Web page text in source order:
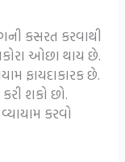
કસરત કરવાથી
ઓછા થાય છે.
ફાયદાકારક છે.
શકો છો.
કરવો